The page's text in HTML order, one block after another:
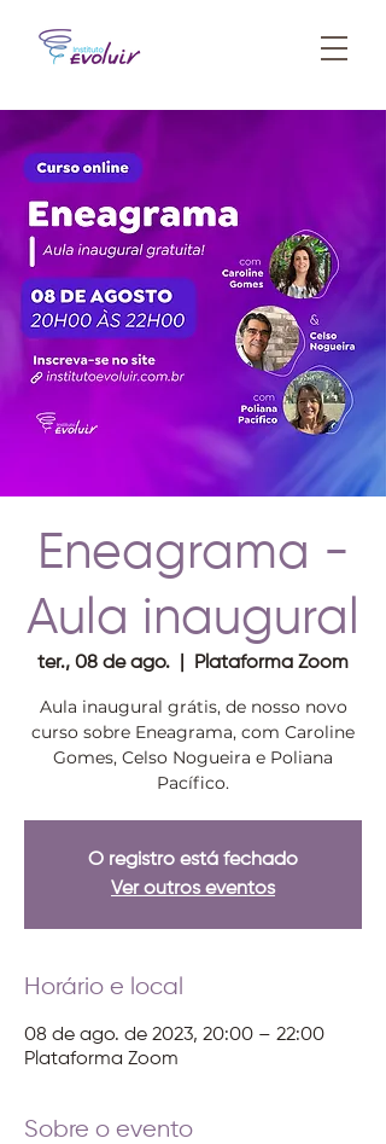
Eneagrama -
Aula inaugural
ter., 08 de ago. Plataforma Zoom
Aula inaugural grátis, de nosso novo
curso sobre Eneagrama, com Caroline
Gomes, Celso Nogueira e Poliana
Pacífico.
O registro está fechado
Ver outros eventos
Horário e local
08 de ago. de 2023, 20:00 – 22:00
Plataforma Zoom
Sobre o evento